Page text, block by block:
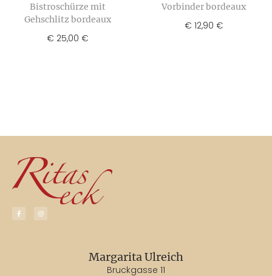
Bistroschürze mit
Gehschlitz bordeaux
€ 25,00 €
Vorbinder bordeaux
€ 12,90 €
Margarita Ulreich
Bruckgasse 11